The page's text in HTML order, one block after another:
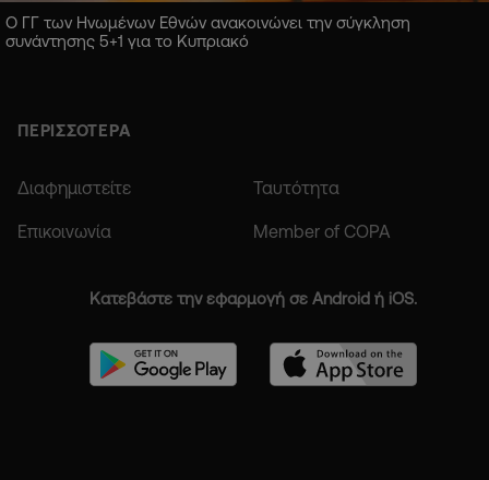
Ο ΓΓ των Ηνωμένων Εθνών ανακοινώνει την σύγκληση
συνάντησης 5+1 για το Κυπριακό
ΠΕΡΙΣΣΟΤΕΡΑ
Διαφημιστείτε Ταυτότητα
Επικοινωνία Member of COPA
Κατεβάστε την εφαρμογή σε Android ή iOS.